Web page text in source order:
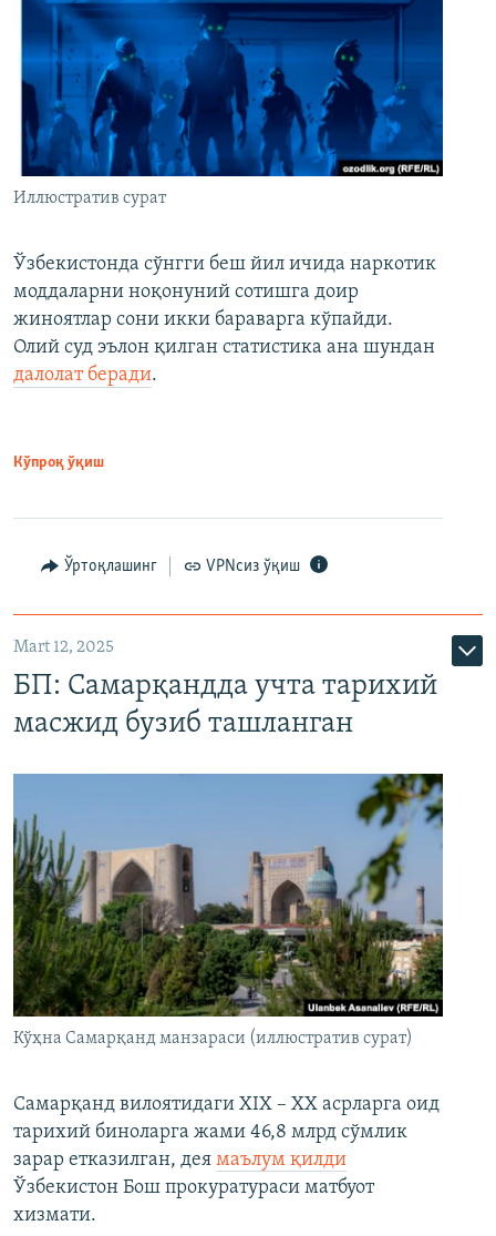
Иллюстратив сурат
Ўзбекистонда сўнгги беш йил ичида наркотик
моддаларни ноқонуний сотишга доир
жиноятлар сони икки бараварга кўпайди.
Олий суд эълон қилган статистика ана шундан
далолат беради.
Кўпроқ ўқиш
Ўртоқлашинг VPNсиз ўқиш
Mart 12, 2025
БП: Самарқандда учта тарихий
масжид бузиб ташланган
Кўҳна Самарқанд манзараси (иллюстратив сурат)
Самарқанд вилоятидаги XIX – XX асрларга оид
тарихий биноларга жами 46,8 млрд сўмлик
зарар етказилган, дея маълум қилди
Ўзбекистон Бош прокуратураси матбуот
хизмати.